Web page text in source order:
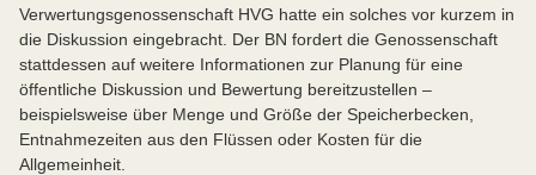
Verwertungsgenossenschaft HVG hatte ein solches vor kurzem in
die Diskussion eingebracht. Der BN fordert die Genossenschaft
stattdessen auf weitere Informationen zur Planung für eine
öffentliche Diskussion und Bewertung bereitzustellen –
beispielsweise über Menge und Größe der Speicherbecken,
Entnahmezeiten aus den Flüssen oder Kosten für die
Allgemeinheit.